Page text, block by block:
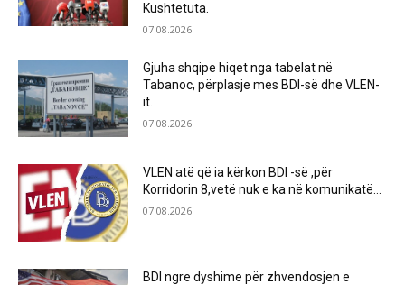
Kushtetuta.
07.08.2026
Gjuha shqipe hiqet nga tabelat në
Tabanoc, përplasje mes BDI-së dhe VLEN-
it.
07.08.2026
VLEN atë që ia kërkon BDI -së ,për
Korridorin 8,vetë nuk e ka në komunikatë…
07.08.2026
BDI ngre dyshime për zhvendosjen e